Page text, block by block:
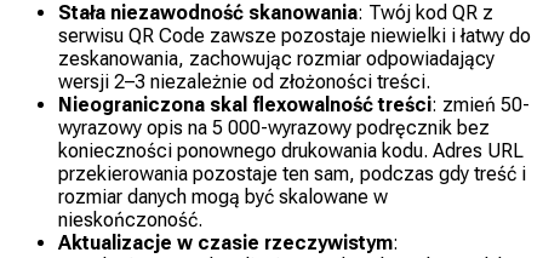
Stała niezawodność skanowania: Twój kod QR z
serwisu QR Code zawsze pozostaje niewielki i łatwy do
zeskanowania, zachowując rozmiar odpowiadający
wersji 2–3 niezależnie od złożoności treści.
Nieograniczona skal flexowalność treści: zmień 50-
wyrazowy opis na 5 000-wyrazowy podręcznik bez
konieczności ponownego drukowania kodu. Adres URL
przekierowania pozostaje ten sam, podczas gdy treść i
rozmiar danych mogą być skalowane w
nieskończoność.
Aktualizacje w czasie rzeczywistym: